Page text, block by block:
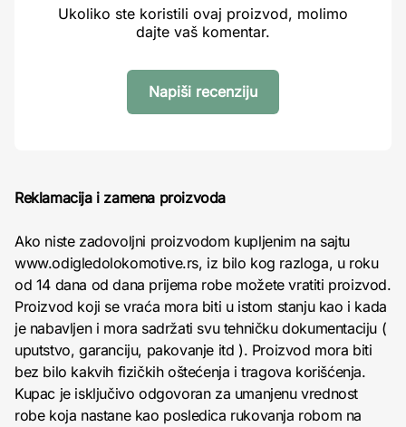
Ukoliko ste koristili ovaj proizvod, molimo
dajte vaš komentar.
Napiši recenziju
Reklamacija i zamena proizvoda
Ako niste zadovoljni proizvodom kupljenim na sajtu
www.odigledolokomotive.rs, iz bilo kog razloga, u roku
od 14 dana od dana prijema robe možete vratiti proizvod.
Proizvod koji se vraća mora biti u istom stanju kao i kada
je nabavljen i mora sadržati svu tehničku dokumentaciju (
uputstvo, garanciju, pakovanje itd ). Proizvod mora biti
bez bilo kakvih fizičkih oštećenja i tragova korišćenja.
Kupac je isključivo odgovoran za umanjenu vrednost
robe koja nastane kao posledica rukovanja robom na